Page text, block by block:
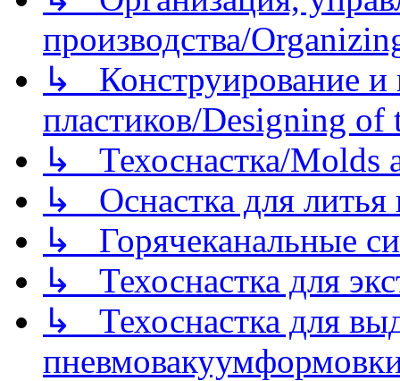
производства/
↳ Конструирование и
пластиков/Designing of
↳ Техоснастка/Molds
↳ Оснастка для литья
↳ Горячеканальные
↳ Техоснастка для
↳ Техоснастка для